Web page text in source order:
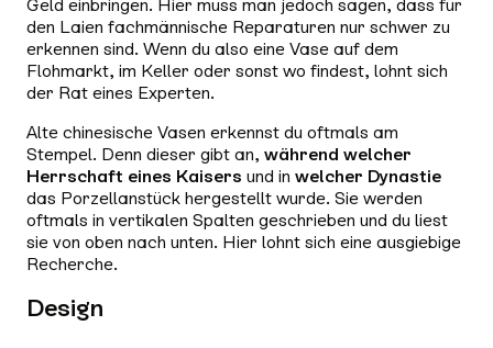
Geld einbringen. Hier muss man jedoch sagen, dass für
den Laien fachmännische Reparaturen nur schwer zu
erkennen sind. Wenn du also eine Vase auf dem
Flohmarkt, im Keller oder sonst wo findest, lohnt sich
der Rat eines Experten.
Alte chinesische Vasen erkennst du oftmals am
Stempel. Denn dieser gibt an, während welcher
Herrschaft eines Kaisers und in welcher Dynastie
das Porzellanstück hergestellt wurde. Sie werden
oftmals in vertikalen Spalten geschrieben und du liest
sie von oben nach unten. Hier lohnt sich eine ausgiebige
Recherche.
Design